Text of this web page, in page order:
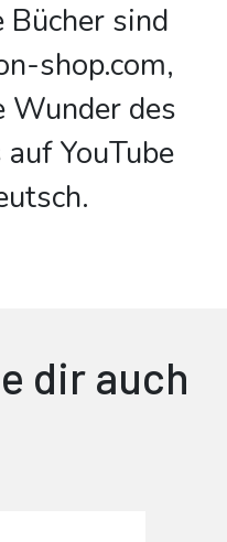
Bücher sind
shop.com,
Wunder des
YouTube
dir auch